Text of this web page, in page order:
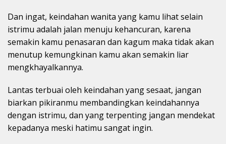
Dan ingat, keindahan wanita yang kamu lihat selain
istrimu adalah jalan menuju kehancuran, karena
semakin kamu penasaran dan kagum maka tidak akan
menutup kemungkinan kamu akan semakin liar
mengkhayalkannya.
Lantas terbuai oleh keindahan yang sesaat, jangan
biarkan pikiranmu membandingkan keindahannya
dengan istrimu, dan yang terpenting jangan mendekat
kepadanya meski hatimu sangat ingin.